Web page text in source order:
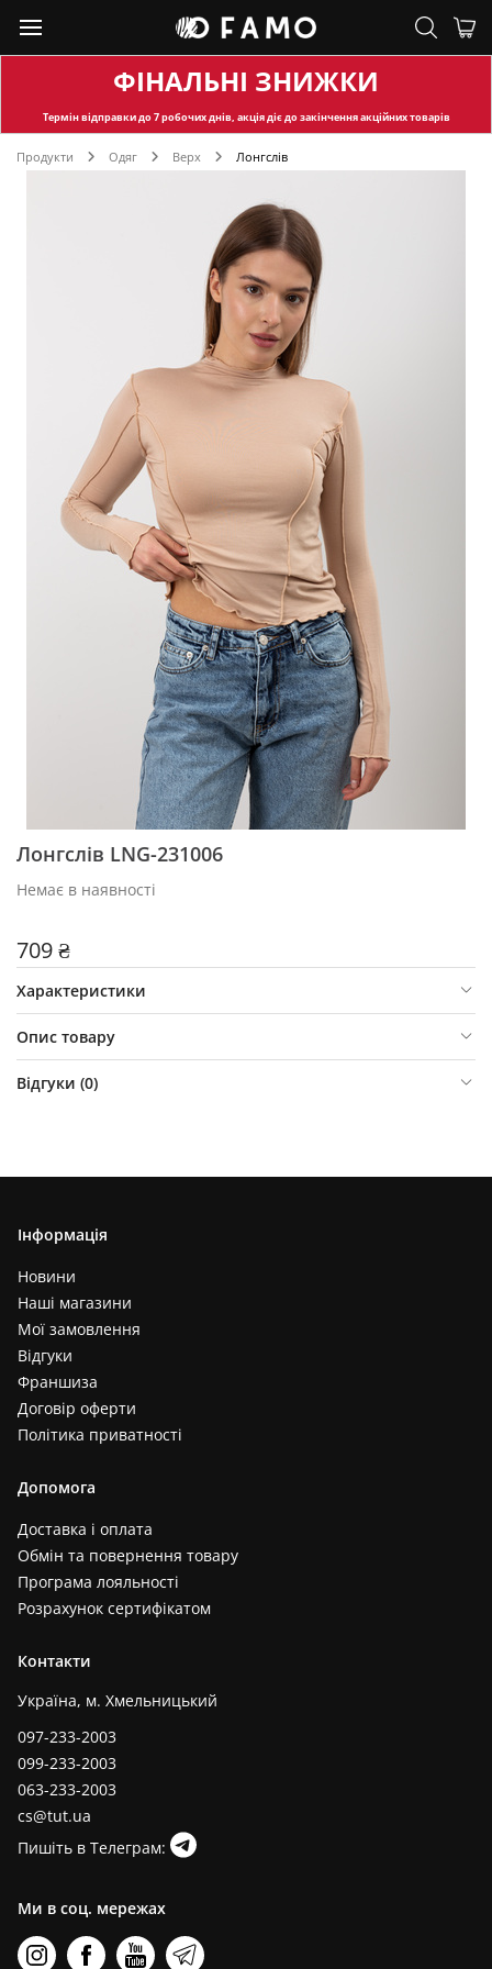
ФІНАЛЬНІ ЗНИЖКИ
Термін відправкидо 7 робочих днів, акція діє до закінчення акційних товарів
Продукти Одяг Верх Лонгслів
Лонгслів LNG-231006
Немає в наявності
709 ₴
Характеристики
Опис товару
Відгуки (0)
Інформація
Новини
Наші магазини
Мої замовлення
Відгуки
Франшиза
Договір оферти
Політика приватності
Допомога
Доставка і оплата
Обмін та повернення товару
Програма лояльності
Розрахунок сертифікатом
Контакти
Україна, м. Хмельницький
097-233-2003
099-233-2003
063-233-2003
cs@tut.ua
Пишіть в Телеграм:
Ми в соц. мережах